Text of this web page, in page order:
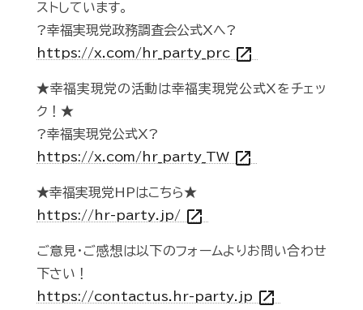
ストしています。
?幸福実現党政務調査会公式Xへ?
https://x.com/hr_party_prc open_in_new
★幸福実現党の活動は幸福実現党公式Xをチェッ
ク！★
?幸福実現党公式X?
https://x.com/hr_party_TW open_in_new
★幸福実現党HPはこちら★
https://hr-party.jp/ open_in_new
ご意見・ご感想は以下のフォームよりお問い合わせ
下さい！
https://contactus.hr-party.jp open_in_new